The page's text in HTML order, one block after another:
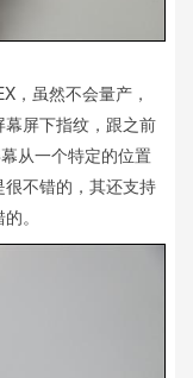
，虽然不会量产，
屏下指纹，跟之前
从一个特定的位置
不错的，其还支持
。